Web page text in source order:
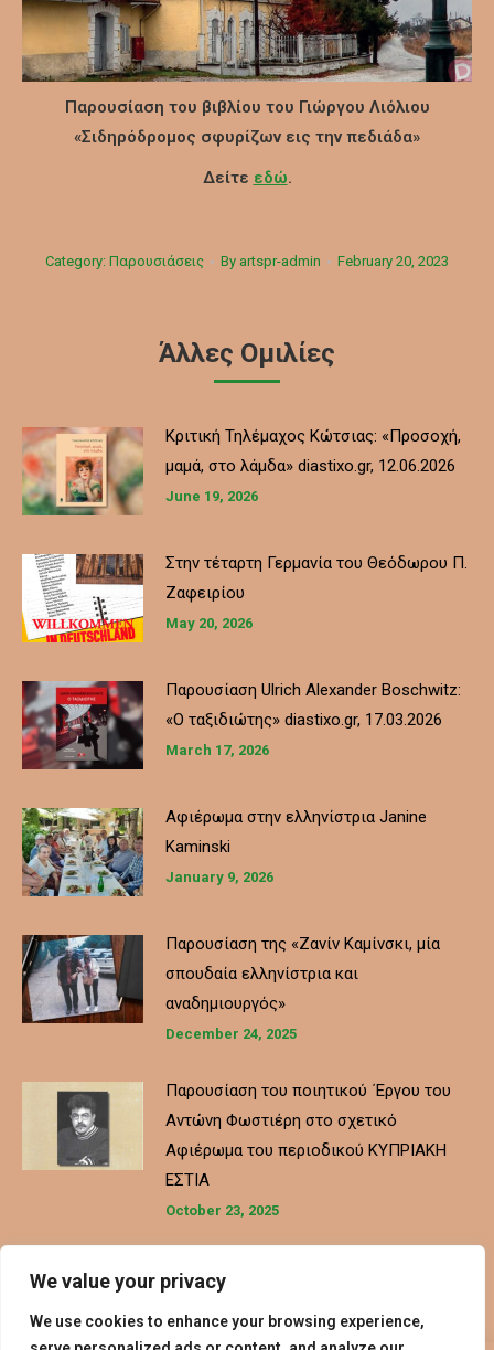
We value your privacy
We use cookies to enhance your browsing experience,
Παρουσίαση του βιβλίου του Γιώργου Λιόλιου
«Σιδηρόδρομος σφυρίζων εις την πεδιάδα»
Δείτε εδώ.
Category: Παρουσιάσεις By artspr-admin February 20, 2023
Άλλες Ομιλίες
Κριτική Τηλέμαχος Κώτσιας: «Προσοχή,
μαμά, στο λάμδα» diastixo.gr, 12.06.2026
June 19, 2026
Στην τέταρτη Γερμανία του Θεόδωρου Π.
Ζαφειρίου
May 20, 2026
Παρουσίαση Ulrich Alexander Boschwitz:
«Ο ταξιδιώτης» diastixo.gr, 17.03.2026
March 17, 2026
Αφιέρωμα στην ελληνίστρια Janine
Kaminski
January 9, 2026
Παρουσίαση της «Ζανίν Καμίνσκι, μία
σπουδαία ελληνίστρια και
αναδημιουργός»
December 24, 2025
Παρουσίαση του ποιητικού ΄Εργου του
Αντώνη Φωστιέρη στο σχετικό
Αφιέρωμα του περιοδικού ΚΥΠΡΙΑΚΗ
ΕΣΤΙΑ
October 23, 2025